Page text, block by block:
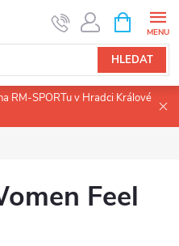
HLEDAT
NÁKUPNÍ
KOŠÍK
RM-SPORTu v Hradci Králové
Feel